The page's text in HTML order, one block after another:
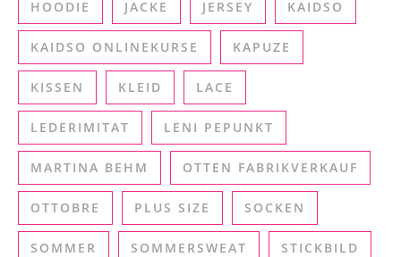
HOODIE JACKE JERSEY KAIDSO
KAIDSO ONLINEKURSE KAPUZE
KISSEN KLEID LACE
LEDERIMITAT LENI PEPUNKT
MARTINA BEHM OTTEN FABRIKVERKAUF
OTTOBRE PLUS SIZE SOCKEN
SOMMER SOMMERSWEAT STICKBILD